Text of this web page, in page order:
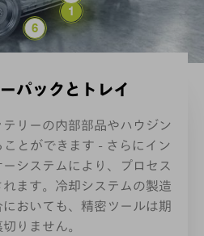
バッテリーパックと
eモビリティ向けの自動生
パックとトレイ
リーの内部部品やハウジン
とができます - さらにイン
システムにより、プロセス
ます。冷却システムの製造
おいても、精密ツールは期
りません。